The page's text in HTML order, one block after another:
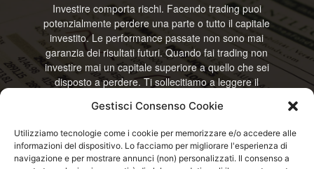
Gestisci Consenso Cookie
Utilizziamo tecnologie come i cookie per memorizzare e/o accedere alle
informazioni del dispositivo. Lo facciamo per migliorare l'esperienza di
navigazione e per mostrare annunci (non) personalizzati. Il consenso a
Investire comporta rischi. Facendo trading puoi
potenzialmente perdere una parte o tutto il capitale
investito. Le performance passate non sono mai
garanzia dei risultati futuri. Quando fai trading non
investire mai un capitale superiore a quello che sei
disposto a perdere. Ti sollecitiamo a leggere il
RisparmiOggi non offre alcun genere di consulenza
informazioni riportate. Continuando ad accedere o
a usare questo sito o ogni servizio disponibile